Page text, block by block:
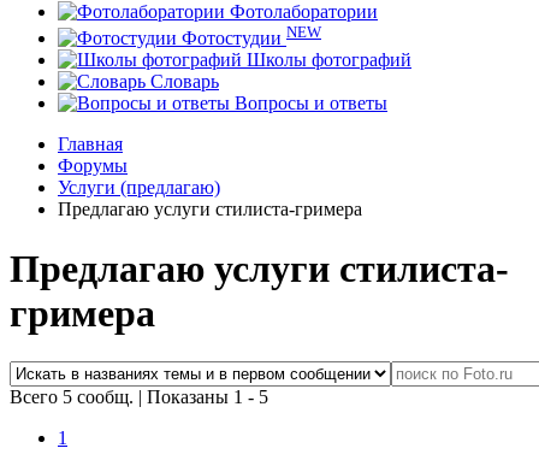
Фотолаборатории
Фотостудии NEW
Школы фотографий
Словарь
Вопросы и ответы
Главная
Форумы
Услуги (предлагаю)
Предлагаю услуги стилиста-гримера
Предлагаю услуги стилиста-
гримера
Всего 5 сообщ. | Показаны 1 - 5
1